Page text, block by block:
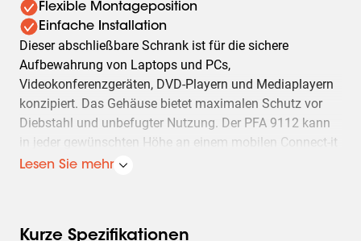
Flexible Montageposition
Einfache Installation
Dieser abschließbare Schrank ist für die sichere
Aufbewahrung von Laptops und PCs,
Videokonferenzgeräten, DVD-Playern und Mediaplayern
konzipiert. Das Gehäuse bietet maximalen Schutz vor
Diebstahl und unbefugter Nutzung. Der PFA 9112 kann
in jeder gewünschten Höhe an einem mobilen Connect-it
Display-Trolley oder an einem Connect-it Display-
Die abschließbare Öffnung an der Vorderseite des
Lesen Sie mehr
Kurze Spezifikationen